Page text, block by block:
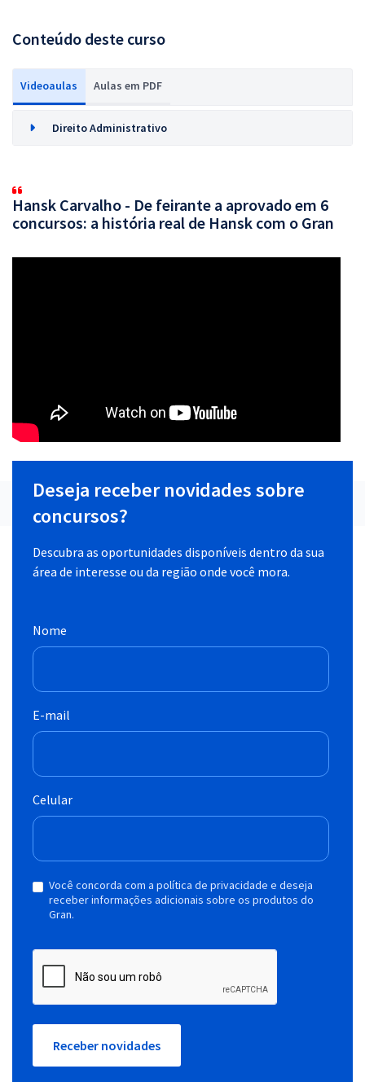
Conteúdo deste curso
Videoaulas Aulas em PDF
Direito Administrativo
Hansk Carvalho - De feirante a aprovado em 6
concursos: a história real de Hansk com o Gran
Deseja receber novidades sobre
concursos?
Descubra as oportunidades disponíveis dentro da sua
área de interesse ou da região onde você mora.
Nome
E-mail
Celular
Você concorda com a política de privacidade e deseja
receber informações adicionais sobre os produtos do
Gran.
Receber novidades